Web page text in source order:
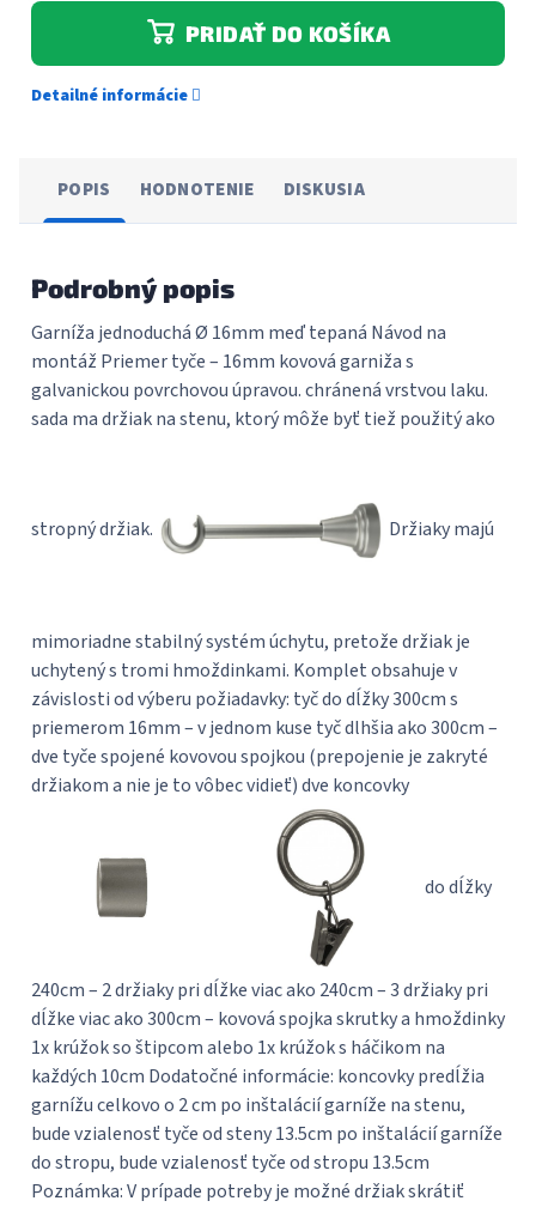
PRIDAŤ DO KOŠÍKA
Detailné informácie
POPIS HODNOTENIE DISKUSIA
Podrobný popis
Garníža jednoduchá Ø 16mm meď tepaná Návod na
montáž Priemer tyče – 16mm kovová garniža s
galvanickou povrchovou úpravou. chránená vrstvou laku.
sada ma držiak na stenu, ktorý môže byť tiež použitý ako
stropný držiak. Držiaky majú
mimoriadne stabilný systém úchytu, pretože držiak je
uchytený s tromi hmoždinkami. Komplet obsahuje v
závislosti od výberu požiadavky: tyč do dĺžky 300cm s
priemerom 16mm – v jednom kuse tyč dlhšia ako 300cm –
dve tyče spojené kovovou spojkou (prepojenie je zakryté
držiakom a nie je to vôbec vidieť) dve koncovky
do dĺžky
240cm – 2 držiaky pri dĺžke viac ako 240cm – 3 držiaky pri
dĺžke viac ako 300cm – kovová spojka skrutky a hmoždinky
1x krúžok so štipcom alebo 1x krúžok s háčikom na
každých 10cm Dodatočné informácie: koncovky predĺžia
garnížu celkovo o 2 cm po inštalácií garníže na stenu,
bude vzialenosť tyče od steny 13.5cm po inštalácií garníže
do stropu, bude vzialenosť tyče od stropu 13.5cm
Poznámka: V prípade potreby je možné držiak skrátiť